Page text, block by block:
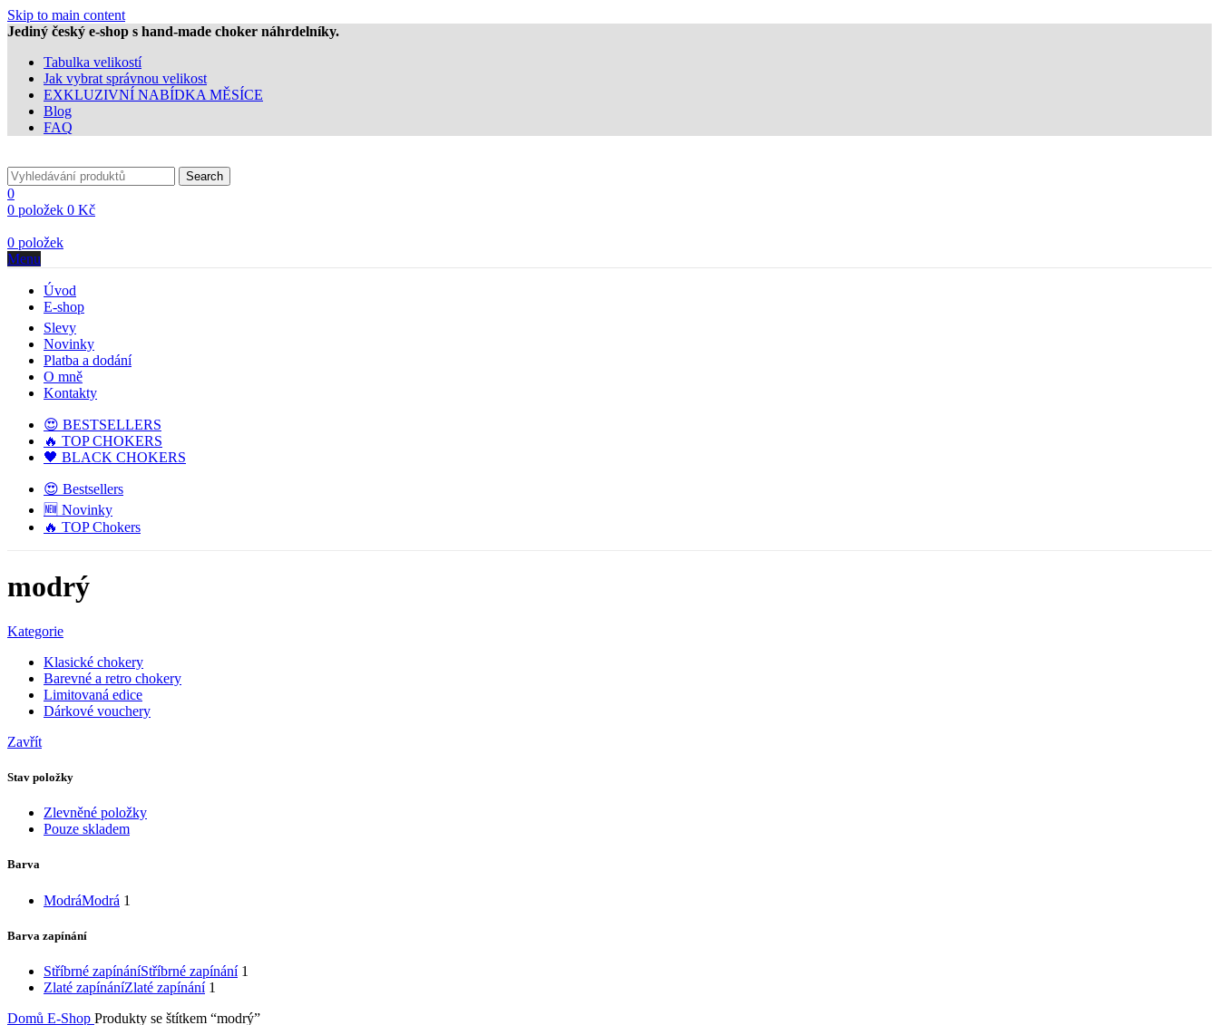
Skip to main content
Jediný český e-shop s hand-made choker náhrdelníky.
Tabulka velikostí
Jak vybrat správnou velikost
EXKLUZIVNÍ NABÍDKA MĚSÍCE
Blog
FAQ
Search
0
0 položek 0 Kč
0 položek
Menu
Úvod
E-shop
Slevy
Novinky
Platba a dodání
O mně
Kontakty
😍 BESTSELLERS
🔥 TOP CHOKERS
🖤 BLACK CHOKERS
😍 Bestsellers
🆕 Novinky
🔥 TOP Chokers
modrý
Kategorie
Klasické chokery
Barevné a retro chokery
Limitovaná edice
Dárkové vouchery
Zavřít
Stav položky
Zlevněné položky
Pouze skladem
Barva
ModráModrá 1
Barva zapínání
Stříbrné zapínáníStříbrné zapínání 1
Zlaté zapínáníZlaté zapínání 1
Domů E-Shop Produkty se štítkem “modrý”